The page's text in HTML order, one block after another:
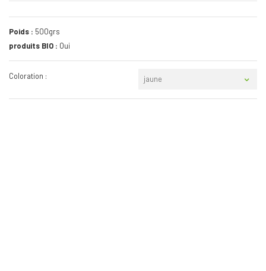
Poids : 500grs
produits BIO : Oui
Coloration : jaune